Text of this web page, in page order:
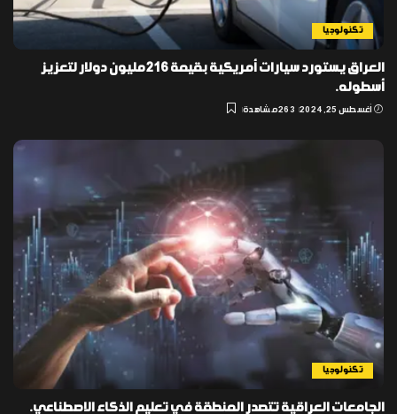
تكنولوجيا
العراق يستورد سيارات أمريكية بقيمة 216 مليون دولار لتعزيز
أسطوله.
أغسطس 25, 2024 263 مشاهدة
تكنولوجيا
الجامعات العراقية تتصدر المنطقة في تعليم الذكاء الاصطناعي.